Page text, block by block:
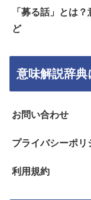
「募る話」とは
ど
意味解説辞典
お問い合わせ
プライバシーポリ
利用規約